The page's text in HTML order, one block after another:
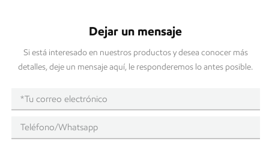
Dejar un mensaje
Si está interesado en nuestros productos y desea conocer más
detalles, deje un mensaje aquí, le responderemos lo antes posible.